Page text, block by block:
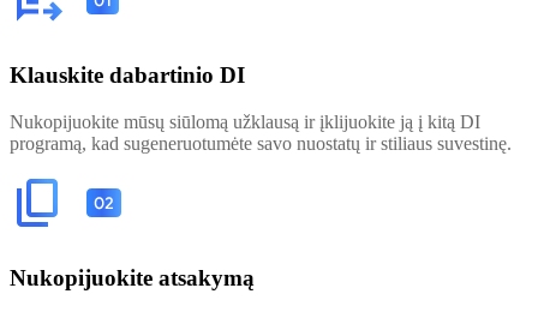
Klauskite dabartinio DI
Nukopijuokite mūsų siūlomą užklausą ir įklijuokite ją į kitą DI
programą, kad sugeneruotumėte savo nuostatų ir stiliaus suvestinę.
Nukopijuokite atsakymą